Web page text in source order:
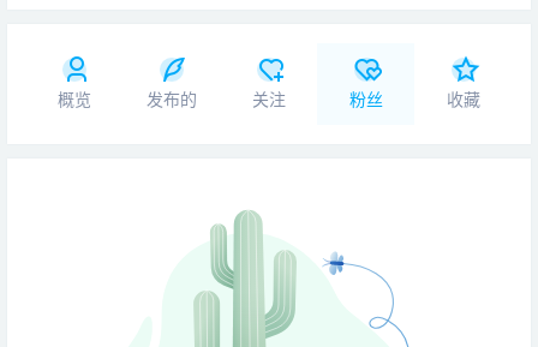
概览 发布的 关注 粉丝 收藏